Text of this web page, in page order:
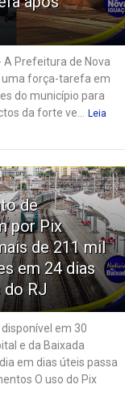
A Prefeitura de Nova
uma força-tarefa em
do município para
da forte ve...
Leia
de
por Pix
de 211 mil
em 24 dias
do RJ
em 30
e da Baixada
em dias úteis passa
O uso do Pix